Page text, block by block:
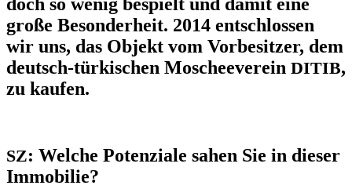
doch so wenig bespielt und damit eine
große Besonderheit. 2014 entschlossen
wir uns, das Objekt vom Vorbesitzer, dem
deutsch-türkischen Moscheeverein DITIB,
zu kaufen.
SZ: Welche Potenziale sahen Sie in dieser
Immobilie?